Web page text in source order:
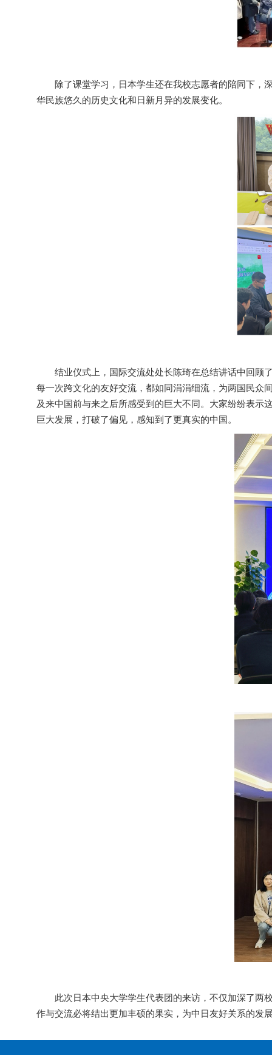
除了课堂学习，日本学生还在我校志愿者的陪同下，
华民族悠久的历史文化和日新月异的发展变化。
结业仪式上，国际交流处处长陈琦在总结讲话中回顾
每一次跨文化的友好交流，都如同涓涓细流，为两国民众
及来中国前与来之后所感受到的巨大不同。大家纷纷表示
巨大发展，打破了偏见，感知到了更真实的中国。
此次日本中央大学学生代表团的来访，不仅加深了两
作与交流必将结出更加丰硕的果实，为中日友好关系的发